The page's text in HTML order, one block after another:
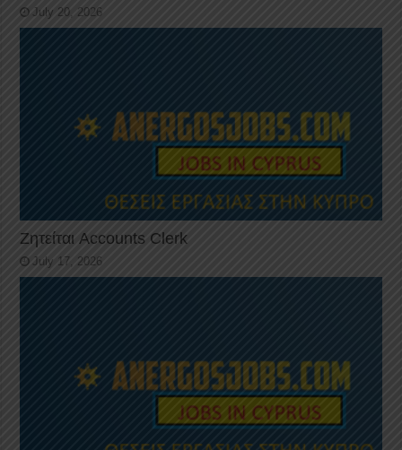
July 20, 2026
Ζητείται Accounts Clerk
July 17, 2026